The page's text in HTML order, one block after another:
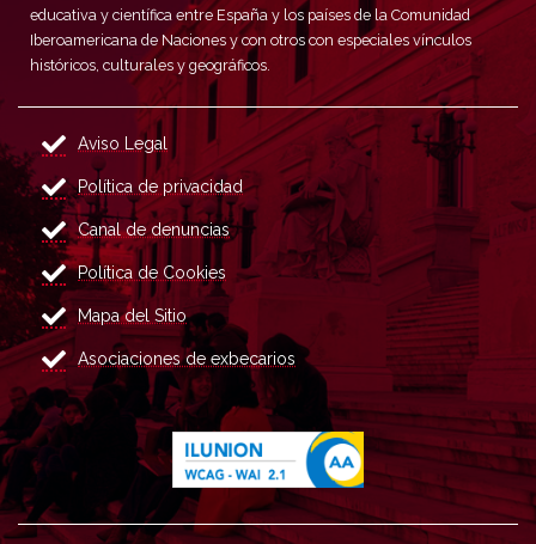
educativa y científica entre España y los países de la Comunidad
Iberoamericana de Naciones y con otros con especiales vínculos
históricos, culturales y geográficos.
Aviso Legal
Política de privacidad
Canal de denuncias
Política de Cookies
Mapa del Sitio
Asociaciones de exbecarios